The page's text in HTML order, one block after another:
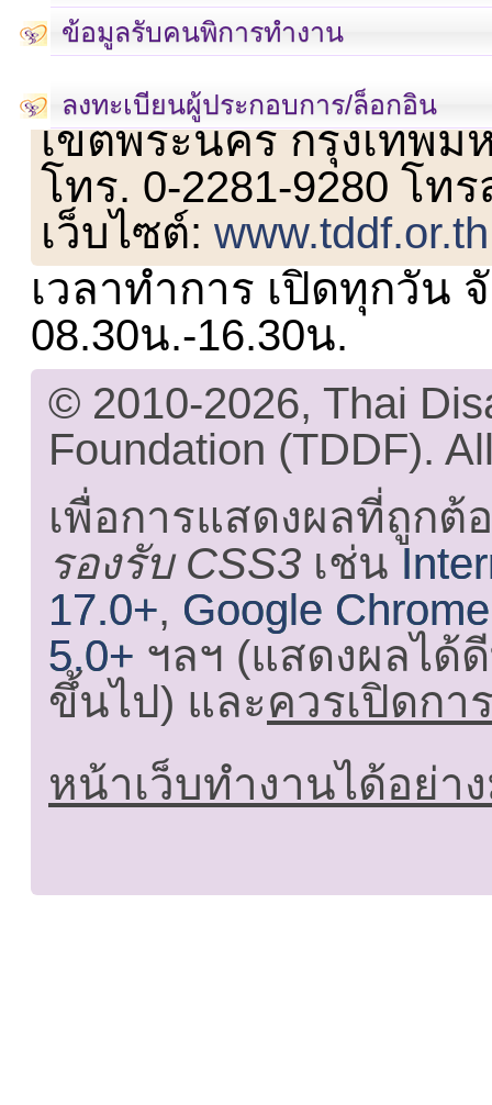
ข้อมูลรับคนพิการทำงาน
ลงทะเบียนผู้ประกอบการ/ล็อกอิน
เลขที่ 23 ชั้น 2 ถนนวิ
เขตพระนคร กรุงเทพม
โทร. 0-2281-9280 โท
เว็บไซต์:www.tddf.or.th
เวลาทำการ เปิดทุกวัน
08.30น.-16.30น.
© 2010-2026, Thai
Foundation (TDDF).
เพื่อการแสดงผลที่ถูกต้
รองรับ CSS3 เช่น
17.0+, Google
5.0+ ฯลฯ (แสดงผลได้
ขึ้นไป) และควรเปิดกา
หน้าเว็บทำงานได้อย่า